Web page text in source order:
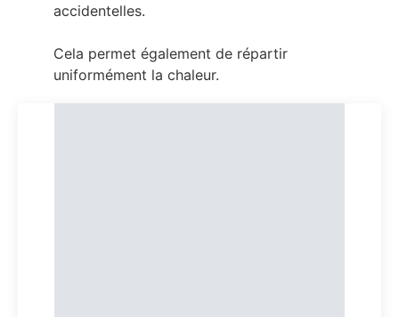
accidentelles.
Cela permet également de répartir
uniformément la chaleur.